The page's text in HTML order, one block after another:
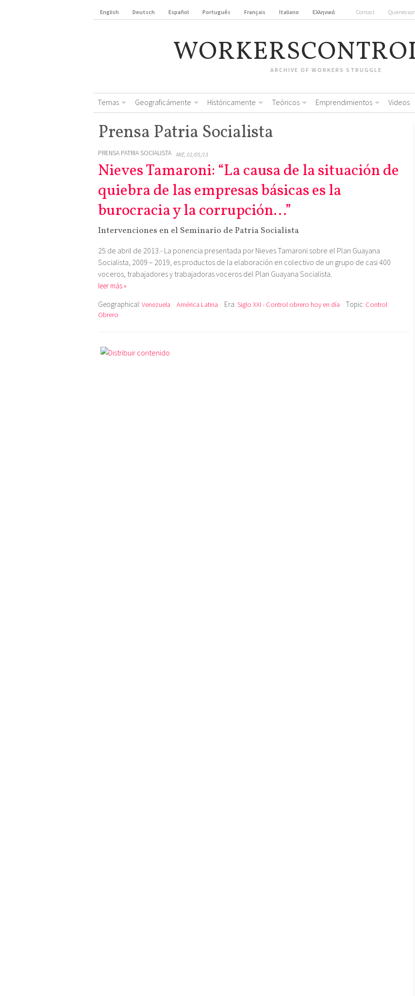
English Deutsch Español Português Français Italiano Ελληνικά Contact Quienes
ARCHIVE OF WORKERS STRUGGLE
Temas Geograficámente Históricamente Teóricos Emprendimientos Videos
Prensa Patria Socialista
PRENSA PATRIA SOCIALISTA MIÉ, 01/05/13
Nieves Tamaroni: “La causa de la situación de
quiebra de las empresas básicas es la
burocracia y la corrupción…”
Intervenciones en el Seminario de Patria Socialista
25 de abril de 2013.- La ponencia presentada por Nieves Tamaroni sobre el Plan Guayana
Socialista, 2009 – 2019, es productos de la elaboración en colectivo de un grupo de casi 400
voceros, trabajadores y trabajadoras voceros del Plan Guayana Socialista.
leer más »
Geographical: Venezuela América Latina Era: Siglo XXI - Control obrero hoy en día Topic: Control
Obrero